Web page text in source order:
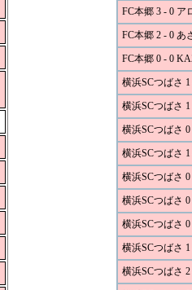
FC本郷 3 - 0 ア
FC本郷 2 - 0 あ
FC本郷 0 - 0
横浜SCつばさ
横浜SCつばさ
横浜SCつばさ
横浜SCつばさ 1
横浜SCつばさ
横浜SCつばさ
横浜SCつばさ
横浜SCつばさ
横浜SCつばさ